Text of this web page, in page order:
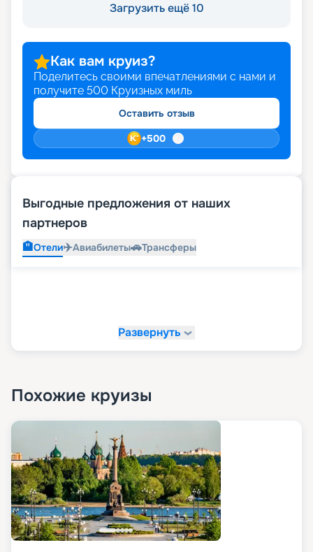
Загрузить ещё 10
Как вам круиз?
Поделитесь своими впечатлениями с нами и
получите 500 Круизных миль
Оставить отзыв
+500
Выгодные предложения от наших
партнеров
🏨Отели✈️Авиабилеты🚗Трансферы
Развернуть
Похожие круизы